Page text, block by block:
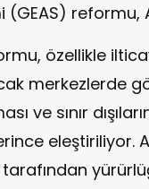
(GEAS)
özellikle
merkezlerde
ve sınır
eleştiriliyor.